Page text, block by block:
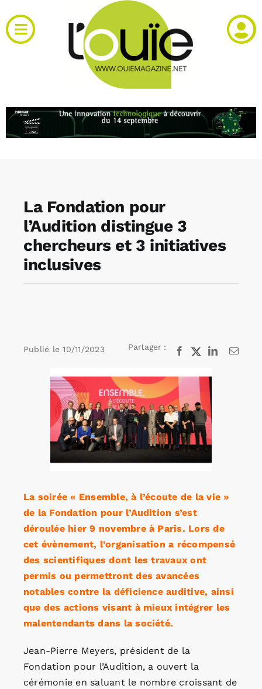
au
contenu
Toggle
Navigation
RH et emploi
Agenda
Kiosque
Annonces emploi
La Fondation pour
l’Audition distingue 3
chercheurs et 3 initiatives
inclusives
Publié le 10/11/2023 Partager : Facebook
X LinkedInEmail
l'image
agrandie
La soirée « Ensemble, à l’écoute de la vie »
de la Fondation pour l’Audition s’est
déroulée hier 9 novembre à Paris. Lors de
cet évènement, l’organisation a récompensé
des scientifiques dont les travaux ont
permis ou permettront des avancées
notables contre la déficience auditive, ainsi
que des actions visant à mieux intégrer les
malentendants dans la société.
Jean-Pierre Meyers, président de la
Fondation pour l’Audition, a ouvert la
cérémonie en saluant le nombre croissant de